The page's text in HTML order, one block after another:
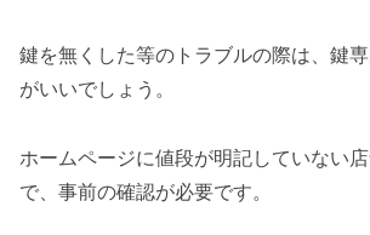
鍵を無くした等のトラブルの際は、鍵
がいいでしょう。
ホームページに値段が明記していない
で、事前の確認が必要です。